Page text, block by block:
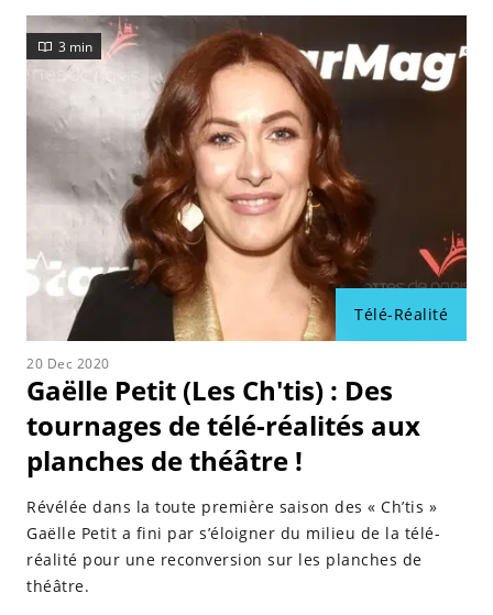
Télé-Réalité
3 min
20 Dec 2020
Gaëlle Petit (Les Ch'tis) : Des
tournages de télé-réalités aux
planches de théâtre !
Révélée dans la toute première saison des « Ch’tis »
Gaëlle Petit a fini par s’éloigner du milieu de la télé-
réalité pour une reconversion sur les planches de
théâtre.